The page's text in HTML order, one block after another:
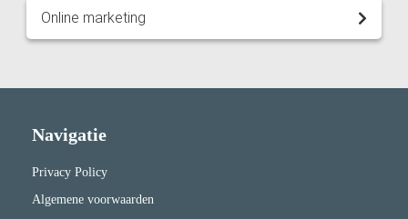
Online marketing
Navigatie
Privacy Policy
Algemene voorwaarden